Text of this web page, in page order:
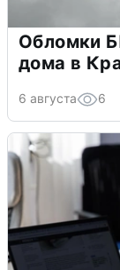
Обломки
дома в
6 августа 6